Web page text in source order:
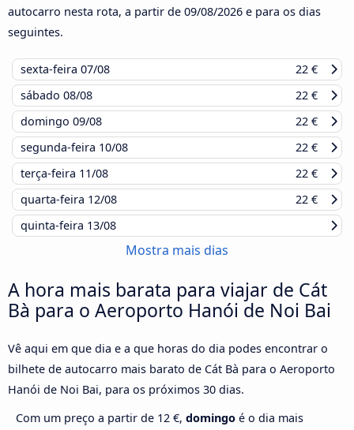
autocarro nesta rota, a partir de 09/08/2026 e para os dias
seguintes.
sexta-feira 07/08
22 €
sábado 08/08
22 €
domingo 09/08
22 €
segunda-feira 10/08
22 €
terça-feira 11/08
22 €
quarta-feira 12/08
22 €
quinta-feira 13/08
Mostra mais dias
A hora mais barata para viajar de Cát
Bà para o Aeroporto Hanói de Noi Bai
Vê aqui em que dia e a que horas do dia podes encontrar o
bilhete de autocarro mais barato de Cát Bà para o Aeroporto
Hanói de Noi Bai, para os próximos 30 dias.
Com um preço a partir de 12 €, domingo é o dia mais